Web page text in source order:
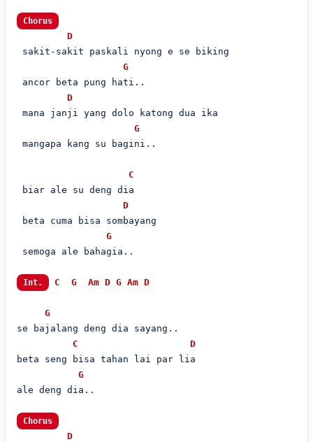
Chorus
D
sakit-sakit paskali nyong e se biking
G
ancor beta pung hati..
D
mana janji yang dolo katong dua ika
G
mangapa kang su bagini..
C
biar ale su deng dia
D
beta cuma bisa sombayang
G
semoga ale bahagia..
Int. C G Am D G Am D
G
se bajalang deng dia sayang..
C
D
beta seng bisa tahan lai par lia
G
ale deng dia..
Chorus
D